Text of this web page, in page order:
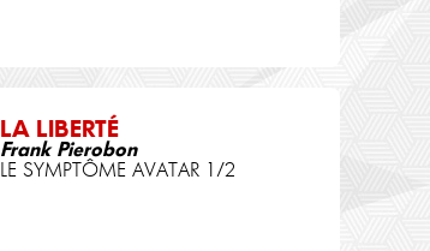
LA LIBERTÉ
Frank Pierobon
LE SYMPTÔME AVATAR 1/2